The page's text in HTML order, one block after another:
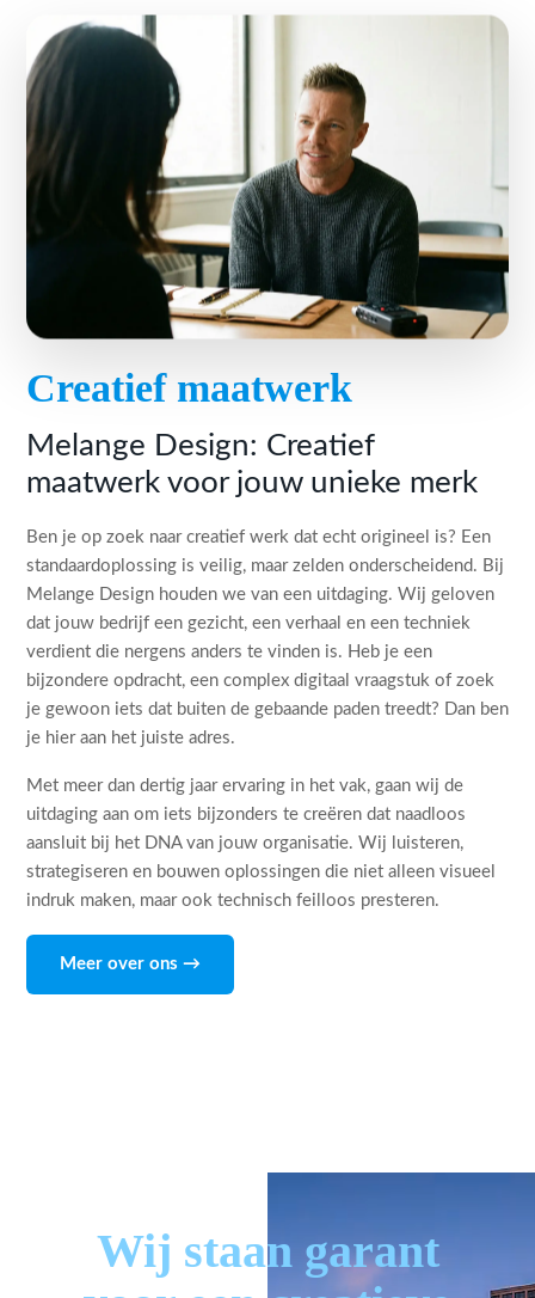
Creatief maatwerk
Melange Design: Creatief
maatwerk voor jouw unieke merk
Ben je op zoek naar creatief werk dat echt origineel is? Een
standaardoplossing is veilig, maar zelden onderscheidend. Bij
Melange Design houden we van een uitdaging. Wij geloven
dat jouw bedrijf een gezicht, een verhaal en een techniek
verdient die nergens anders te vinden is. Heb je een
bijzondere opdracht, een complex digitaal vraagstuk of zoek
je gewoon iets dat buiten de gebaande paden treedt? Dan ben
je hier aan het juiste adres.
Met meer dan dertig jaar ervaring in het vak, gaan wij de
uitdaging aan om iets bijzonders te creëren dat naadloos
aansluit bij het DNA van jouw organisatie. Wij luisteren,
strategiseren en bouwen oplossingen die niet alleen visueel
indruk maken, maar ook technisch feilloos presteren.
Meer over ons →
Wij staan garant